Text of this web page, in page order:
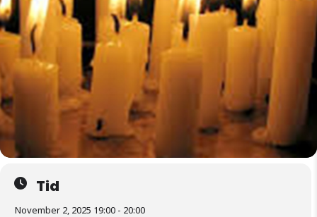
Tid
November 2, 2025 19:00 - 20:00